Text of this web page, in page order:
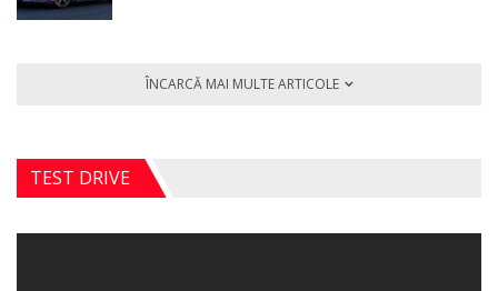
ÎNCARCĂ MAI MULTE ARTICOLE
TEST DRIVE